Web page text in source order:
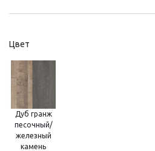
Цвет
Дуб гранж
песочный/
железный
камень